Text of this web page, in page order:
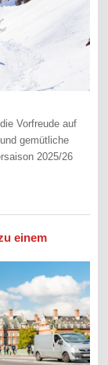
Vorfreude auf
gemütliche
2025/26
einem